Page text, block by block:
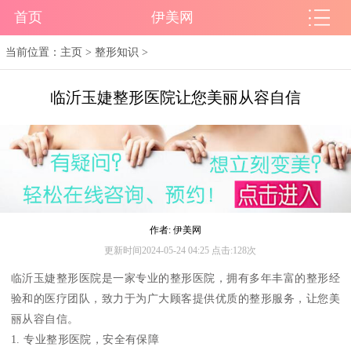
首页 伊美网
当前位置： 主页 >整形知识 >
临沂玉婕整形医院让您美丽从容自信
作者: 伊美网
更新时间2024-05-24 04:25 点击:128次
临沂玉婕整形医院是一家专业的整形医院，拥有多年丰富的整形经
验和的医疗团队，致力于为广大顾客提供优质的整形服务，让您美
丽从容自信。
1. 专业整形医院，安全有保障